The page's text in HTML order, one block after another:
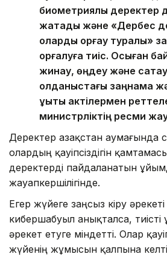
биометриялық деректер
жатады және «Дербес
оларды қорғау туралы»
қорғалуға тиіс. Осыған
жинау, өңдеу және сақтау
қолданыстағы заңнама
құқықтық актілермен
министрліктің ресми
Деректер Қазақстан аумағында
олардың қауіпсіздігін
деректерді пайдаланатын
жауапкершілігінде.
Егер жүйеге заңсыз кіру
кибершабуыл анықталса,
әрекет етуге міндетті. Олар
жүйенің жұмысын қалпына